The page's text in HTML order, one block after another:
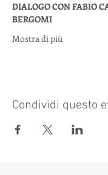
DIALOGO CON FABIO
BERGOMI
Mostra di più
Condividi questo